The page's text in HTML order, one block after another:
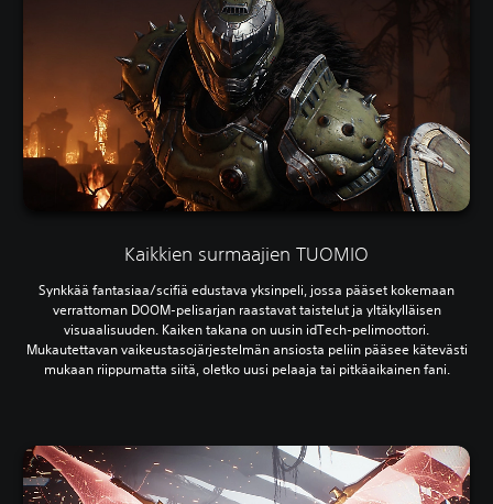
Kaikkien surmaajien TUOMIO
Synkkää fantasiaa/scifiä edustava yksinpeli, jossa pääset kokemaan
verrattoman DOOM-pelisarjan raastavat taistelut ja yltäkylläisen
visuaalisuuden. Kaiken takana on uusin idTech-pelimoottori.
Mukautettavan vaikeustasojärjestelmän ansiosta peliin pääsee kätevästi
mukaan riippumatta siitä, oletko uusi pelaaja tai pitkäaikainen fani.